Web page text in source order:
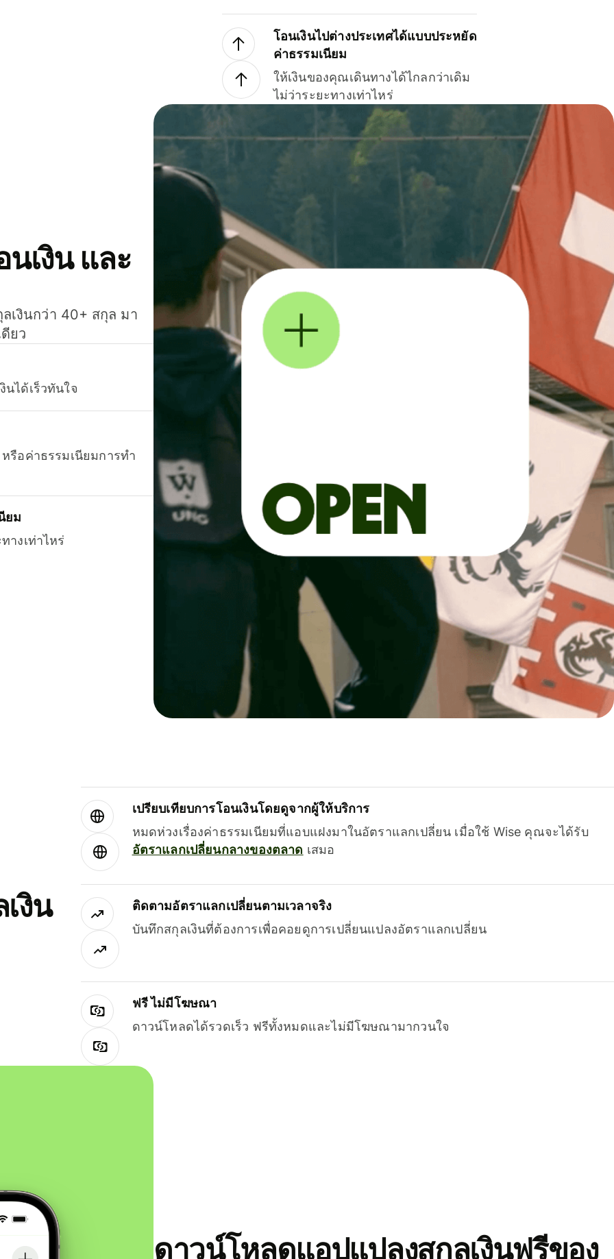
โอนเงินไปต่างประเทศได้แบบประหยัด
ค่าธรรมเนียม
ให้เงินของคุณเดินทางได้ไกลกว่าเดิม
ไม่ว่าระยะทางเท่าไหร่
เงิน และ
เงินกว่า 40+ สกุล มา
ยว
นได้เร็วทันใจ
รือค่าธรรมเนียมการทำ
ยม
างเท่าไหร่
งิน
เปรียบเทียบการโอนเงินโดยดูจากผู้ให้บริการ
หมดห่วงเรื่องค่าธรรมเนียมที่แอบแฝงมาในอัตราแลกเปลี่ยน เมื่อใช้ Wise คุณจะได้รับ
อัตราแลกเปลี่ยนกลางของตลาด เสมอ
ติดตามอัตราแลกเปลี่ยนตามเวลาจริง
บันทึกสกุลเงินที่ต้องการเพื่อคอยดูการเปลี่ยนแปลงอัตราแลกเปลี่ยน
ฟรี ไม่มีโฆษณา
ดาวน์โหลดได้รวดเร็ว ฟรีทั้งหมดและไม่มีโฆษณามากวนใจ
ดาวน์โหลดแอปแปลงสกุลเงินฟรีของ